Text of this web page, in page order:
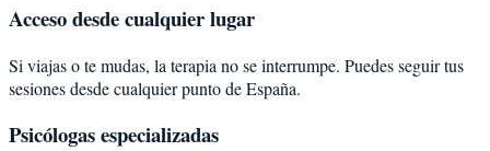
Acceso desde cualquier lugar
Si viajas o te mudas, la terapia no se interrumpe. Puedes seguir tus
sesiones desde cualquier punto de España.
Psicólogas especializadas